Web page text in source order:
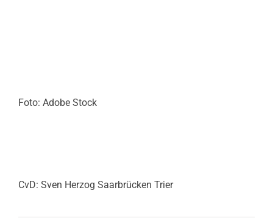
Foto: Adobe Stock
CvD: Sven Herzog Saarbrücken Trier